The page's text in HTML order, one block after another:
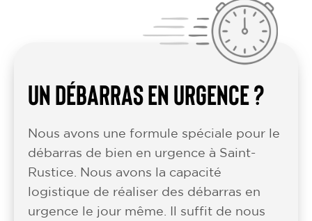
UN DÉBARRAS EN URGENCE ?
Nous avons une formule spéciale pour le
débarras de bien en urgence à Saint-
Rustice. Nous avons la capacité
logistique de réaliser des débarras en
urgence le jour même. Il suffit de nous